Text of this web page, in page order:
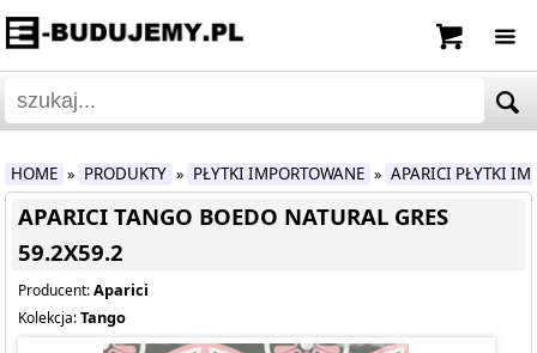
HOME » PRODUKTY » PŁYTKI IMPORTOWANE » APARICI PŁYTKI
APARICI TANGO BOEDO NATURAL GRES
59.2X59.2
Producent:Aparici
Kolekcja:Tango